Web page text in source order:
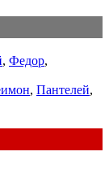
, Федор,
, Пантелей,